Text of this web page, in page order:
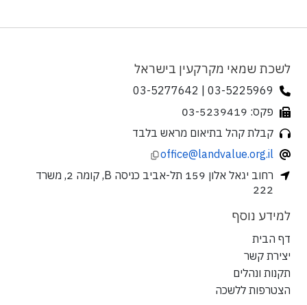
לשכת שמאי מקרקעין בישראל
03-5225969 | 03-5277642
פקס: 03-5239419
קבלת קהל בתיאום מראש בלבד
office@landvalue.org.il
רחוב יגאל אלון 159 תל-אביב כניסה B, קומה 2, משרד
222
למידע נוסף
דף הבית
יצירת קשר
תקנות ונהלים
הצטרפות ללשכה